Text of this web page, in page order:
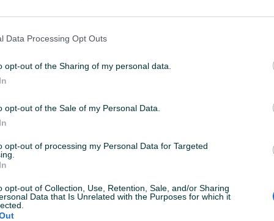
Data Processing Opt Outs
opt-out of the Sharing of my personal data.
opt-out of the Sale of my Personal Data.
opt-out of processing my Personal Data for Targeted
opt-out of Collection, Use, Retention, Sale, and/or Sharing
Data that Is Unrelated with the Purposes for which it
15:00
za zaposlene, nezaposlene, kao i za penzionere bez učešća.
📩inboxa: m.me/dugaideal ili putem telefona na broj: ☎ 061-
rate. Robni krediti za zaposlene, nezaposlene i penzionere